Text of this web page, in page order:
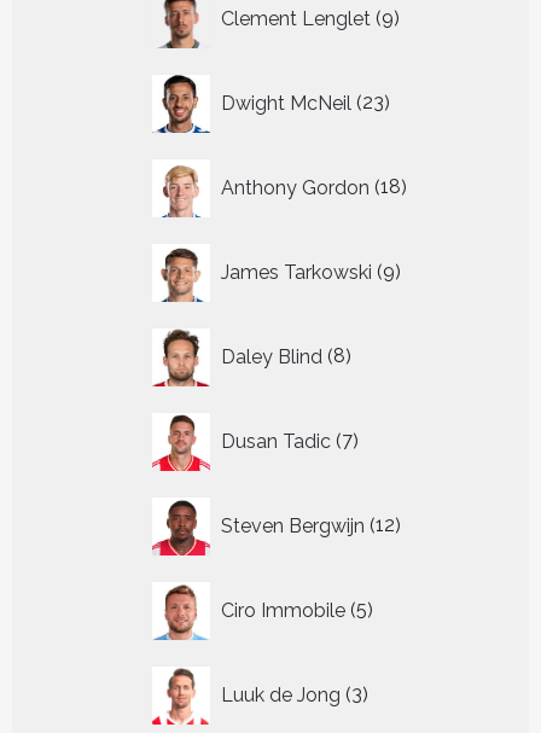
Clement Lenglet 9
producten
Dwight McNeil 23
producten
Anthony Gordon 18
producten
James Tarkowski 9
producten
Daley Blind 8
producten
Dusan Tadic 7
producten
Steven Bergwijn 12
producten
Ciro Immobile 5
producten
Luuk de Jong 3
producten